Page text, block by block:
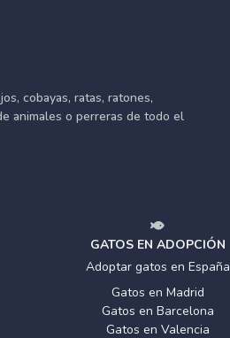
cobayas, ratas, ratones,
animales o perreras de todo el
GATOS EN ADOPCIÓN
Adoptar gatos en España
Gatos en Madrid
Gatos en Barcelona
Gatos en Valencia